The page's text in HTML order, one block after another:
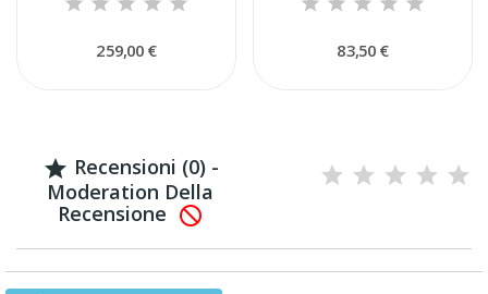
259,00 € 83,50 €
 Recensioni (0) -
Moderation Della
Recensione 